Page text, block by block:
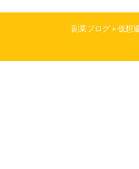
副業ブログ＋仮想